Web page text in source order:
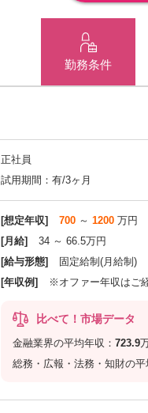
勤務条件
正社員
試用期間：有/3ヶ月
[想定年収] 700 ～ 1200 万円
[月給]
34 ～ 66.5万円
[給与形態]
固定給制(月給制)
[年収例]
※オファー年収はご
比べて！市場データ
金融業界の平均年収： 723.9
総務・広報・法務・知財の平